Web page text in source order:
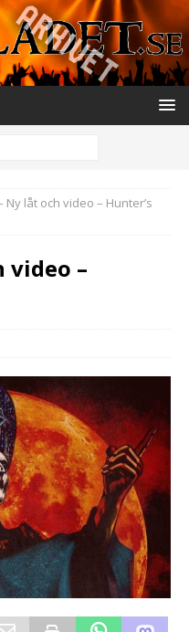
Ny låt och video – Hunter’s
video –